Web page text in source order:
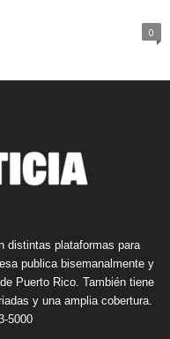
0
distintas plataformas para
publica bisemanalmente y
Puerto Rico. También tiene
y una amplia cobertura.
5000